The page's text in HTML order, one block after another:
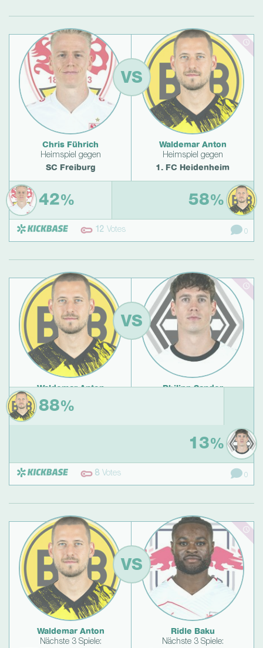
Chris Führich
Heimspiel gegen
SC Freiburg
VS
Waldemar Anton
Heimspiel gegen
1. FC Heidenheim
42% 58%
12 Votes 0
Waldemar Anton
Heimspiel gegen
1. FC Heidenheim
VS
Philipp Sander
88%
13%
8 Votes 0
Waldemar Anton
Nächste 3 Spiele:
VS
Ridle Baku
Nächste 3 Spiele: